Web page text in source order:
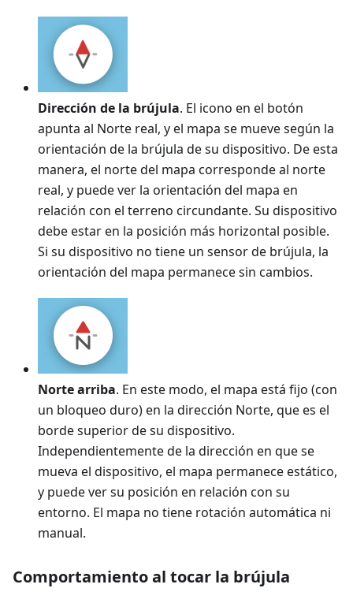
Dirección de la brújula. El icono en el botón
apunta al Norte real, y el mapa se mueve según la
orientación de la brújula de su dispositivo. De esta
manera, el norte del mapa corresponde al norte
real, y puede ver la orientación del mapa en
relación con el terreno circundante. Su dispositivo
debe estar en la posición más horizontal posible.
Si su dispositivo no tiene un sensor de brújula, la
orientación del mapa permanece sin cambios.
Norte arriba. En este modo, el mapa está fijo (con
un bloqueo duro) en la dirección Norte, que es el
borde superior de su dispositivo.
Independientemente de la dirección en que se
mueva el dispositivo, el mapa permanece estático,
y puede ver su posición en relación con su
entorno. El mapa no tiene rotación automática ni
manual.
Comportamiento al tocar la brújula